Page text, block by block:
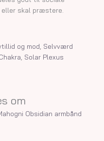
eller skal præstere.
og mod Selvværd
Solar Plexus
om